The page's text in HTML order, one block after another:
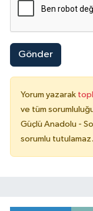
Gönder
Yorum yazarak
ve tüm
Güçlü Anadolu -
sorumlu tutulamaz.